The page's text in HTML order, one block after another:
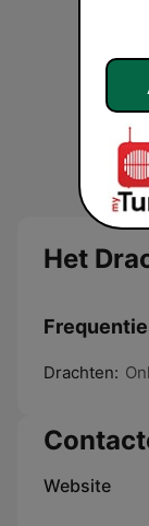
Het
Drachten:
Website